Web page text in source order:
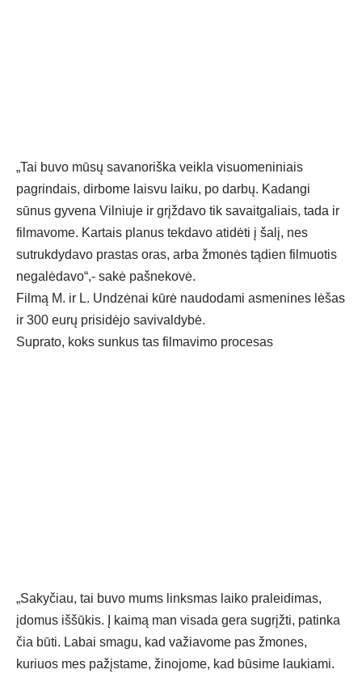
„Tai buvo mūsų savanoriška veikla visuomeniniais
pagrindais, dirbome laisvu laiku, po darbų. Kadangi
sūnus gyvena Vilniuje ir grįždavo tik savaitgaliais, tada ir
filmavome. Kartais planus tekdavo atidėti į šalį, nes
sutrukdydavo prastas oras, arba žmonės tądien filmuotis
negalėdavo“,- sakė pašnekovė.
Filmą M. ir L. Undzėnai kūrė naudodami asmenines lėšas
ir 300 eurų prisidėjo savivaldybė.
Suprato, koks sunkus tas filmavimo procesas
„Sakyčiau, tai buvo mums linksmas laiko praleidimas,
įdomus iššūkis. Į kaimą man visada gera sugrįžti, patinka
čia būti. Labai smagu, kad važiavome pas žmones,
kuriuos mes pažįstame, žinojome, kad būsime laukiami.